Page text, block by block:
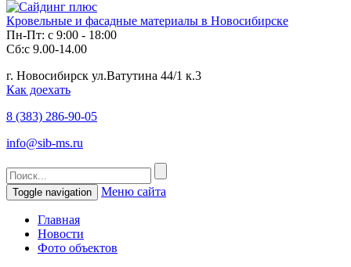
Кровельные и фасадные материалы в Новосибирске
Пн-Пт: с 9:00 - 18:00
Сб:с 9.00-14.00
г. Новосибирск ул.Ватутина 44/1 к.3
Как доехать
8 (383) 286-90-05
info@sib-ms.ru
Toggle navigation Меню сайта
Главная
Новости
Фото объектов